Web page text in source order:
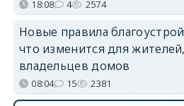
18:08 4 2574
Новые правила
что изменится для
владельцев домов
08:04 15 2381